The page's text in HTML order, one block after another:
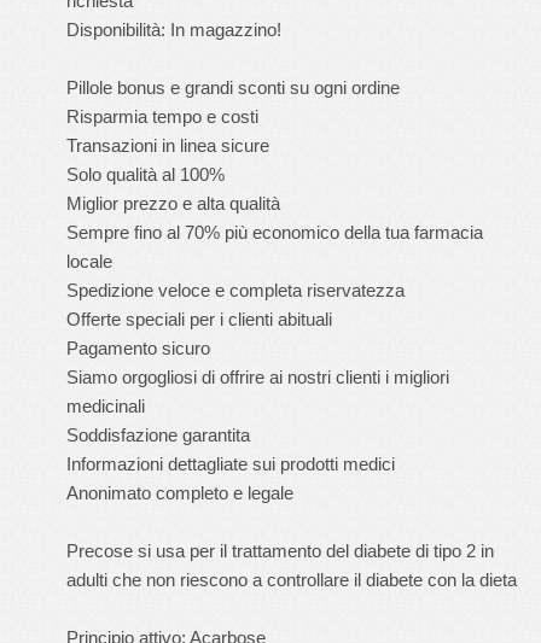
Disponibilità: In magazzino!
Pillole bonus e grandi sconti su ogni ordine
Risparmia tempo e costi
Transazioni in linea sicure
Solo qualità al 100%
Miglior prezzo e alta qualità
Sempre fino al 70% più economico della tua farmacia
locale
Spedizione veloce e completa riservatezza
Offerte speciali per i clienti abituali
Pagamento sicuro
Siamo orgogliosi di offrire ai nostri clienti i migliori
medicinali
Soddisfazione garantita
Informazioni dettagliate sui prodotti medici
Anonimato completo e legale
Precose si usa per il trattamento del diabete di tipo 2 in
adulti che non riescono a controllare il diabete con la dieta
Principio attivo: Acarbose